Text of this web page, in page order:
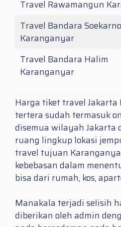
Travel Rawamangun
Travel Bandara
Karanganyar
Travel Bandara Halim
Karanganyar
Harga tiket travel
tertera sudah termasuk
disemua wilayah Jakarta
ruang lingkup lokasi
travel tujuan
kebebasan dalam
bisa dari rumah, kos,
Manakala terjadi selisih
diberikan oleh admin